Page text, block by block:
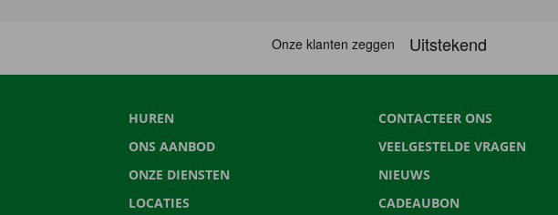
HUREN
ONS AANBOD
ONZE DIENSTEN
LOCATIES
CONTACTEER ONS
VEELGESTELDE VRAGEN
NIEUWS
CADEAUBON